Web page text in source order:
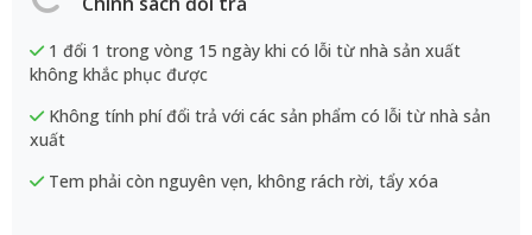
1 đổi 1 trong vòng 15 ngày khi có lỗi từ nhà sản xuất
không khắc phục được
Không tính phí đổi trả với các sản phẩm có lỗi từ nhà sản
xuất
Tem phải còn nguyên vẹn, không rách rời, tẩy xóa